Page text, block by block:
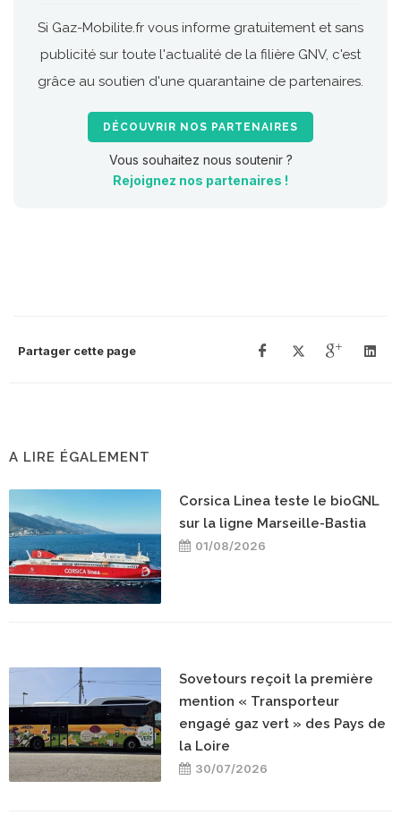
Si Gaz-Mobilite.fr vous informe gratuitement et sans
publicité sur toute l'actualité de la filière GNV, c'est
grâce au soutien d'une quarantaine de partenaires.
DÉCOUVRIR NOS PARTENAIRES
Vous souhaitez nous soutenir ?
Rejoignez nos partenaires !
Partager cette page
A LIRE ÉGALEMENT
Corsica Linea teste le bioGNL
sur la ligne Marseille-Bastia
01/08/2026
Sovetours reçoit la première
mention « Transporteur
engagé gaz vert » des Pays de
la Loire
30/07/2026